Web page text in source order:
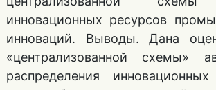
инновационных ресурсов
инноваций. Выводы. Дана
«централизованной схемы»
распределения